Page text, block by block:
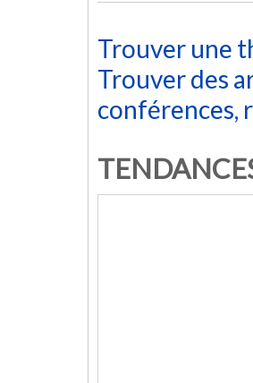
Trouver une
Trouver des
conférences,